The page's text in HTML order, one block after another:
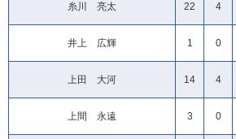
糸川 亮太 22 4
井上 広輝 1 0
上田 大河 14 4
上間 永遠 3 0